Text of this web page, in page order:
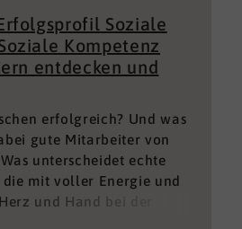
Soziale
Kompetenz
entdecken und
erfolgreich? Und was
gute Mitarbeiter von
unterscheidet echte
die mit voller Energie und
und Hand bei der